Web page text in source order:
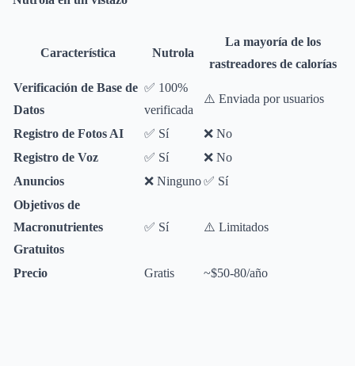
Característica Nutrola
La mayoría de los
rastreadores de calorías
Verificación de Base de
Datos
✅ 100%
verificada
⚠️ Enviada por usuarios
Registro de Fotos AI ✅ Sí
❌ No
Registro de Voz
✅ Sí
❌ No
Anuncios
❌ Ninguno✅ Sí
Objetivos de
Macronutrientes
Gratuitos
✅ Sí ⚠️ Limitados
Precio Gratis ~$50-80/año